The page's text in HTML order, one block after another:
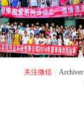
关注微信 Archiver